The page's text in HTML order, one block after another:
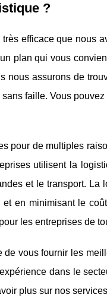
?
efficace que nous
plan qui vous
nous assurons de
faille. Vous
pour de multiples
utilisent la
et le transport.
en minimisant le
les entreprises de
vous fournir les
dans le
plus sur nos